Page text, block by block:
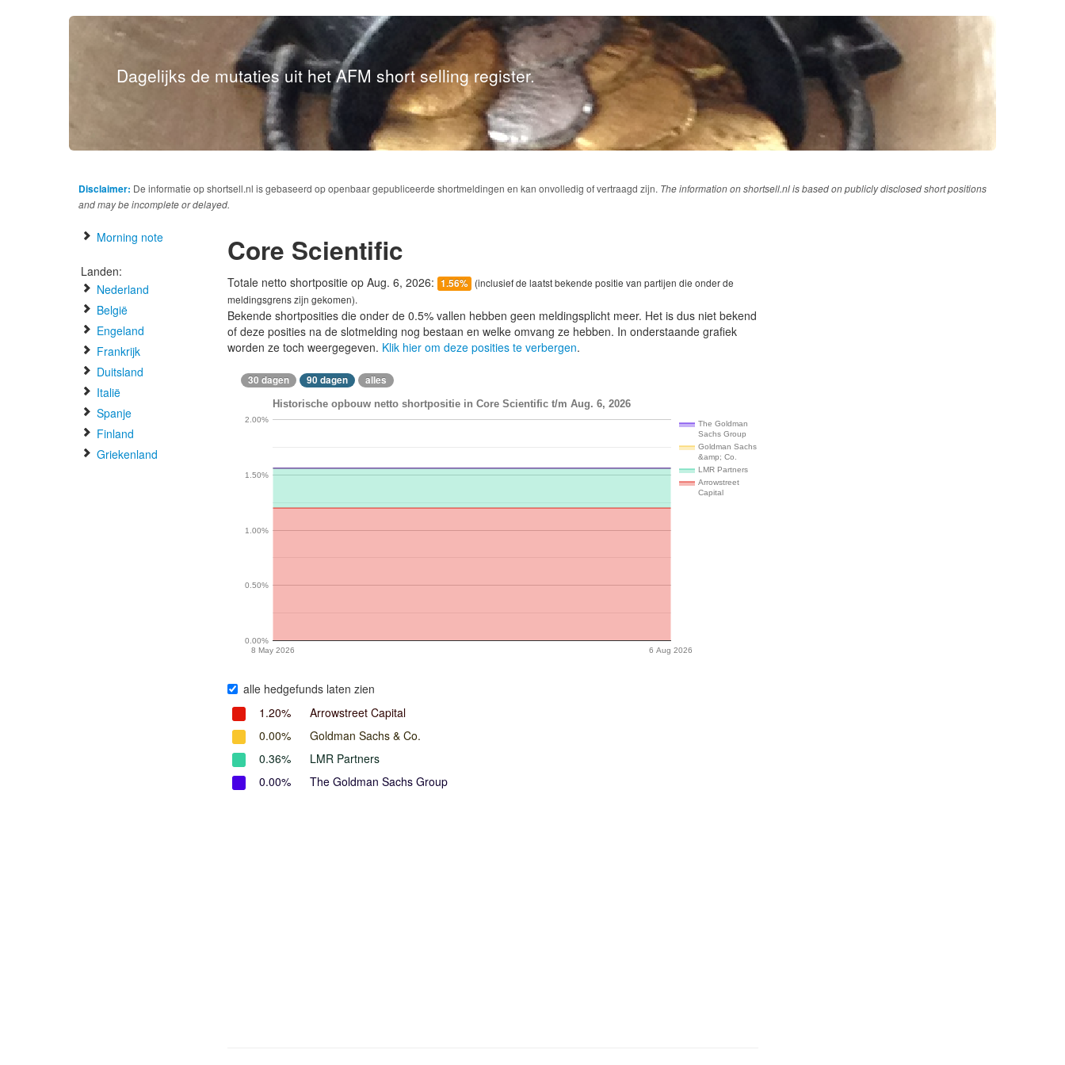
Dagelijks de mutaties uit het AFM short selling register.
Disclaimer: De informatie op shortsell.nl is gebaseerd op openbaar gepubliceerde shortmeldingen en kan onvolledig of vertraagd zijn. The information on shortsell.nl is based on publicly disclosed short positions
and may be incomplete or delayed.
Morning note
Landen:
Nederland
België
Engeland
Frankrijk
Duitsland
Italië
Spanje
Finland
Griekenland
Core Scientific
Totale netto shortpositie op Aug. 6, 2026: 1.56% (inclusief de laatst bekende positie van partijen die onder de
meldingsgrens zijn gekomen).
Bekende shortposities die onder de 0.5% vallen hebben geen meldingsplicht meer. Het is dus niet bekend
of deze posities na de slotmelding nog bestaan en welke omvang ze hebben. In onderstaande grafiek
worden ze toch weergegeven. Klik hier om deze posities te verbergen.
30 dagen 90 dagen alles
Historische opbouw netto shortpositie in Core Scientific t/m Aug. 6, 2026
The Goldman
Sachs Group
Goldman Sachs
&amp; Co.
LMR Partners
Arrowstreet
Capital
8 May 2026 6 Aug 2026
0.00%
0.50%
1.00%
1.50%
2.00%
alle hedgefunds laten zien
1.20%
Arrowstreet Capital
0.00%
Goldman Sachs & Co.
0.36%
LMR Partners
0.00%
The Goldman Sachs Group